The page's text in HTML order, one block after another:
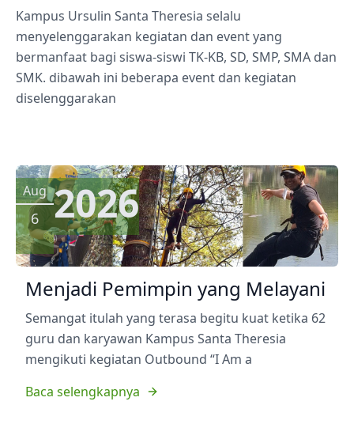
Kampus Ursulin Santa Theresia selalu
menyelenggarakan kegiatan dan event yang
bermanfaat bagi siswa-siswi TK-KB, SD, SMP, SMA dan
SMK. dibawah ini beberapa event dan kegiatan
diselenggarakan
Aug
6 2026
Menjadi Pemimpin yang Melayani
Semangat itulah yang terasa begitu kuat ketika 62
guru dan karyawan Kampus Santa Theresia
mengikuti kegiatan Outbound “I Am a
Baca selengkapnya